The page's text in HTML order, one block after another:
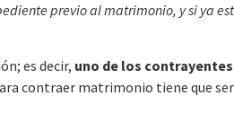
previo al matrimonio, y si ya
es decir, uno de los
contraer matrimonio tiene que